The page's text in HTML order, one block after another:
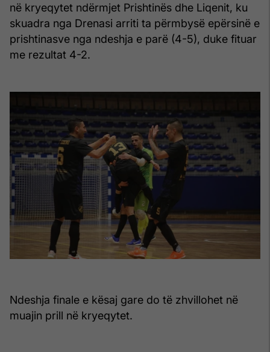
në kryeqytet ndërmjet Prishtinës dhe Liqenit, ku
skuadra nga Drenasi arriti ta përmbysë epërsinë e
prishtinasve nga ndeshja e parë (4-5), duke fituar
me rezultat 4-2.
Ndeshja finale e kësaj gare do të zhvillohet në
muajin prill në kryeqytet.